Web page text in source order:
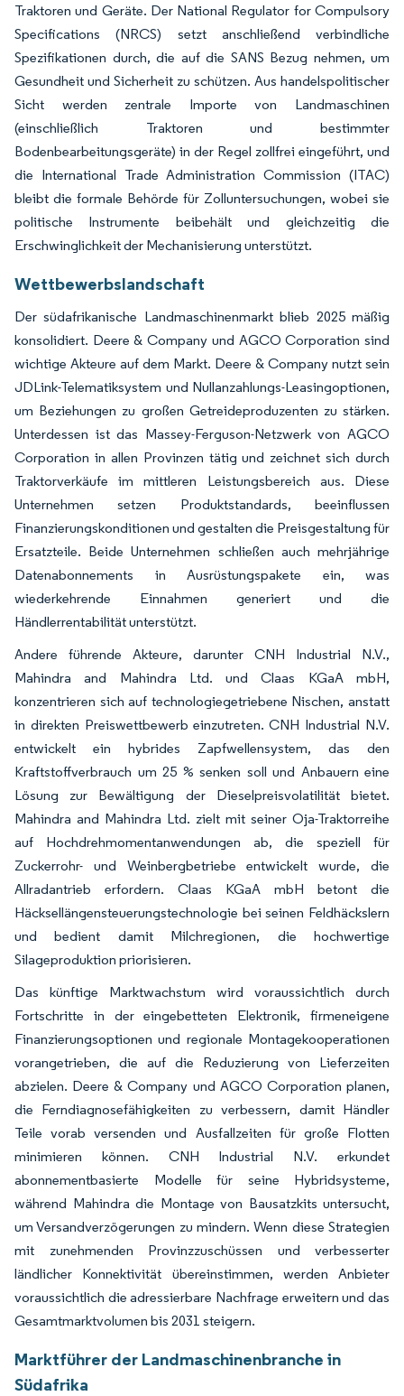
Traktoren und Geräte. Der National Regulator for Compulsory
Specifications (NRCS) setzt anschließend verbindliche
Spezifikationen durch, die auf die SANS Bezug nehmen, um
Gesundheit und Sicherheit zu schützen. Aus handelspolitischer
Sicht werden zentrale Importe von Landmaschinen
(einschließlich Traktoren und bestimmter
Bodenbearbeitungsgeräte) in der Regel zollfrei eingeführt, und
die International Trade Administration Commission (ITAC)
bleibt die formale Behörde für Zolluntersuchungen, wobei sie
politische Instrumente beibehält und gleichzeitig die
Erschwinglichkeit der Mechanisierung unterstützt.
Wettbewerbslandschaft
Der südafrikanische Landmaschinenmarkt blieb 2025 mäßig
konsolidiert. Deere & Company und AGCO Corporation sind
wichtige Akteure auf dem Markt. Deere & Company nutzt sein
JDLink-Telematiksystem und Nullanzahlungs-Leasingoptionen,
um Beziehungen zu großen Getreideproduzenten zu stärken.
Unterdessen ist das Massey-Ferguson-Netzwerk von AGCO
Corporation in allen Provinzen tätig und zeichnet sich durch
Traktorverkäufe im mittleren Leistungsbereich aus. Diese
Unternehmen setzen Produktstandards, beeinflussen
Finanzierungskonditionen und gestalten die Preisgestaltung für
Ersatzteile. Beide Unternehmen schließen auch mehrjährige
Datenabonnements in Ausrüstungspakete ein, was
wiederkehrende Einnahmen generiert und die
Händlerrentabilität unterstützt.
Andere führende Akteure, darunter CNH Industrial N.V.,
Mahindra and Mahindra Ltd. und Claas KGaA mbH,
konzentrieren sich auf technologiegetriebene Nischen, anstatt
in direkten Preiswettbewerb einzutreten. CNH Industrial N.V.
entwickelt ein hybrides Zapfwellensystem, das den
Kraftstoffverbrauch um 25 % senken soll und Anbauern eine
Lösung zur Bewältigung der Dieselpreisvolatilität bietet.
Mahindra and Mahindra Ltd. zielt mit seiner Oja-Traktorreihe
auf Hochdrehmomentanwendungen ab, die speziell für
Zuckerrohr- und Weinbergbetriebe entwickelt wurde, die
Allradantrieb erfordern. Claas KGaA mbH betont die
Häcksellängensteuerungstechnologie bei seinen Feldhäckslern
und bedient damit Milchregionen, die hochwertige
Silageproduktion priorisieren.
Das künftige Marktwachstum wird voraussichtlich durch
Fortschritte in der eingebetteten Elektronik, firmeneigene
Finanzierungsoptionen und regionale Montagekooperationen
vorangetrieben, die auf die Reduzierung von Lieferzeiten
abzielen. Deere & Company und AGCO Corporation planen,
die Ferndiagnosefähigkeiten zu verbessern, damit Händler
Teile vorab versenden und Ausfallzeiten für große Flotten
minimieren können. CNH Industrial N.V. erkundet
abonnementbasierte Modelle für seine Hybridsysteme,
während Mahindra die Montage von Bausatzkits untersucht,
um Versandverzögerungen zu mindern. Wenn diese Strategien
mit zunehmenden Provinzzuschüssen und verbesserter
ländlicher Konnektivität übereinstimmen, werden Anbieter
voraussichtlich die adressierbare Nachfrage erweitern und das
Gesamtmarktvolumen bis 2031 steigern.
Marktführer der Landmaschinenbranche in
Südafrika